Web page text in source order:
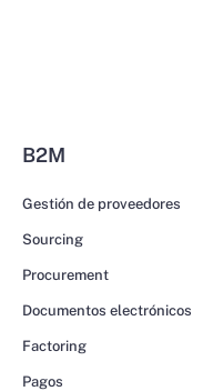
B2M
Gestión de proveedores
Sourcing
Procurement
Documentos electrónicos
Factoring
Pagos